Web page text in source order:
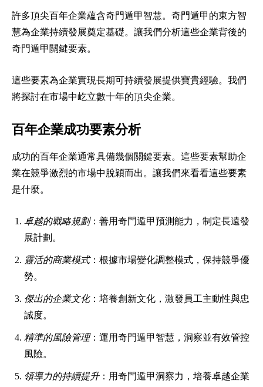
許多頂尖百年企業蘊含奇門遁甲智慧。奇門遁甲的東方智
慧為企業持續發展奠定基礎。讓我們分析這些企業背後的
奇門遁甲關鍵要素。
這些要素為企業實現長期可持續發展提供寶貴經驗。我們
將探討在市場中屹立數十年的頂尖企業。
百年企業成功要素分析
成功的百年企業通常具備幾個關鍵要素。這些要素幫助企
業在競爭激烈的市場中脫穎而出。讓我們來看看這些要素
是什麼。
卓越的戰略規劃：善用奇門遁甲預測能力，制定長遠發
展計劃。
靈活的商業模式：根據市場變化調整模式，保持競爭優
勢。
傑出的企業文化：培養創新文化，激發員工主動性與忠
誠度。
精準的風險管理：運用奇門遁甲智慧，洞察並有效管控
風險。
領導力的持續提升：用奇門遁甲洞察力，培養卓越企業